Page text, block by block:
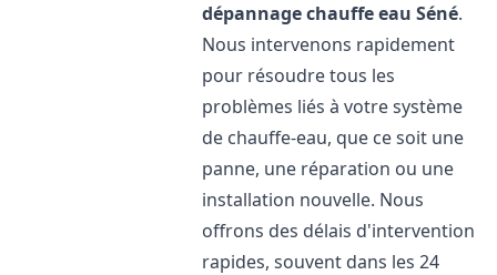
dépannage chauffe eau Séné.
Nous intervenons rapidement
pour résoudre tous les
problèmes liés à votre système
de chauffe-eau, que ce soit une
panne, une réparation ou une
installation nouvelle. Nous
offrons des délais d'intervention
rapides, souvent dans les 24